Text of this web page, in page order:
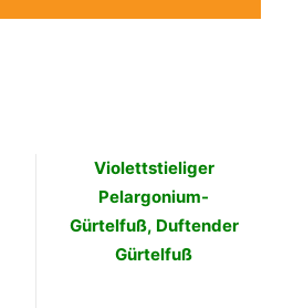
Violettstieliger
Pelargonium-
Gürtelfuß, Duftender
Gürtelfuß